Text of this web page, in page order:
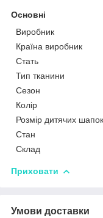
Основні
Виробник
Країна виробник
Стать
Тип тканини
Сезон
Колір
Розмір дитячих шапок
Стан
Склад
Приховати
Умови доставки